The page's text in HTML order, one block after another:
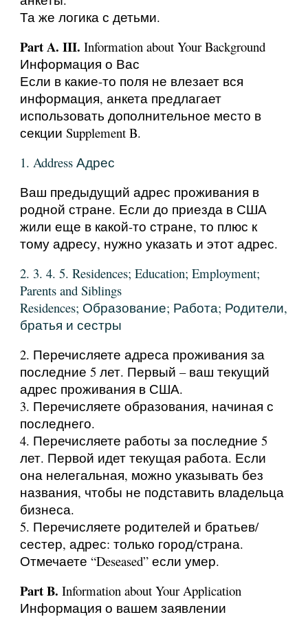
Та же логика с детьми.
Part A. III. Information about Your Background
Информация о Вас
Если в какие-то поля не влезает вся
информация, анкета предлагает
использовать дополнительное место в
секции Supplement B.
1. Address Адрес
Ваш предыдущий адрес проживания в
родной стране. Если до приезда в США
жили еще в какой-то стране, то плюс к
тому адресу, нужно указать и этот адрес.
2. 3. 4. 5. Residences; Education; Employment;
Parents and Siblings
Residences; Образование; Работа; Родители,
братья и сестры
2. Перечисляете адреса проживания за
последние 5 лет. Первый – ваш текущий
адрес проживания в США.
3. Перечисляете образования, начиная с
последнего.
4. Перечисляете работы за последние 5
лет. Первой идет текущая работа. Если
она нелегальная, можно указывать без
названия, чтобы не подставить владельца
бизнеса.
5. Перечисляете родителей и братьев/
сестер, адрес: только город/страна.
Отмечаете “Deseased” если умер.
Part B. Information about Your Application
Информация о вашем заявлении